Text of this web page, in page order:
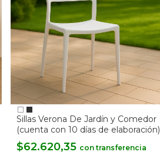
Sillas Verona De Jardín y Comedor
(cuenta con 10 días de elaboración)
$62.620,35 con